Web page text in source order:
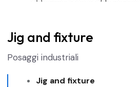
Jig and fixture
Posaggi industriali
Jig and fixture